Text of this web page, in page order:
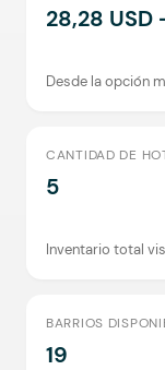
28,28 USD
Desde la opción
CANTIDAD DE
5
Inventario total
BARRIOS
19